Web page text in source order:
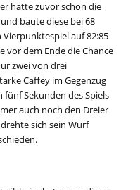
hatte zuvor schon die
baute diese bei 68
auf 82:85
vor dem Ende die Chance
zwei von drei
Caffey im Gegenzug
Sekunden des Spiels
auch noch den Dreier
sich sein Wurf